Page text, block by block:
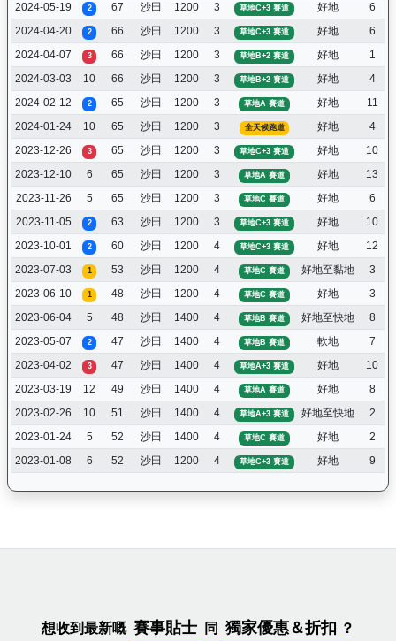
2024-05-19
2 67 沙田 1200 3 草地C+3 賽道 好地 6
2024-04-20
2 66 沙田 1200 3 草地C+3 賽道 好地 6
2024-04-07
3 66 沙田 1200 3 草地B+2 賽道 好地 1
2024-03-03
10 66 沙田 1200 3 草地B+2 賽道 好地 4
2024-02-12
2 65 沙田 1200 3 草地A 賽道 好地 11
2024-01-24
10 65 沙田 1200 3 全天候跑道 好地 4
2023-12-26
3 65 沙田 1200 3 草地C+3 賽道 好地 10
2023-12-10
6 65 沙田 1200 3 草地A 賽道 好地 13
2023-11-26
5 65 沙田 1200 3 草地C 賽道 好地 6
2023-11-05
2 63 沙田 1200 3 草地C+3 賽道 好地 10
2023-10-01
2 60 沙田 1200 4 草地C+3 賽道 好地 12
2023-07-03
1 53 沙田 1200 4 草地C 賽道 好地至黏地 3
2023-06-10
1 48 沙田 1200 4 草地C 賽道 好地 3
2023-06-04
5 48 沙田 1400 4 草地B 賽道 好地至快地 8
2023-05-07
2 47 沙田 1400 4 草地B 賽道 軟地 7
2023-04-02
3 47 沙田 1400 4 草地A+3 賽道 好地 10
2023-03-19
12 49 沙田 1400 4 草地A 賽道 好地 8
2023-02-26
10 51 沙田 1400 4 草地A+3 賽道 好地至快地 2
2023-01-24
5 52 沙田 1400 4 草地C 賽道 好地 2
2023-01-08
6 52 沙田 1200 4 草地C+3 賽道 好地 9
想收到最新嘅 賽事貼士 同 獨家優惠＆折扣 ？